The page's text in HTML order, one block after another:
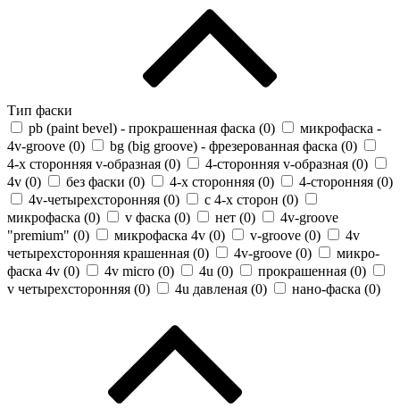
Тип фаски
pb (paint bevel) - прокрашенная фаска (0)
микрофаска -
4v-groove (0) bg (big groove) - фрезерованная фаска (0)
4-х сторонняя v-образная (0) 4-сторонняя v-образная (0)
4v (0) без фаски (0) 4-х сторонняя (0) 4-сторонняя (0)
4v-четырехсторонняя (0) с 4-х сторон (0)
микрофаска (0) v фаска (0) нет (0)
4v-groove
"premium" (0) микрофаска 4v (0) v-groove (0)
4v
четырехсторонняя крашенная (0) 4v-groove (0)
микро-
фаска 4v (0) 4v micro (0) 4u (0) прокрашенная (0)
v четырехсторонняя (0) 4u давленая (0) нано-фаска (0)